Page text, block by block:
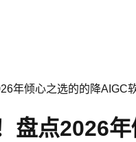
年倾心之选的的降AIGC
盘点2026